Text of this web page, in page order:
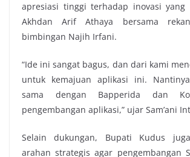
apresiasi tinggi terhadap inovasi
Akhdan Arif Athaya bersama
bimbingan Najih Irfani.
“Ide ini sangat bagus, dan dari kami
untuk kemajuan aplikasi ini.
sama dengan Bapperida dan
pengembangan aplikasi,” ujar Sam’ani
Selain dukungan, Bupati Kudus
arahan strategis agar pengembangan